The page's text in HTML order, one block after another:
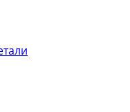
из квадрата, трубы